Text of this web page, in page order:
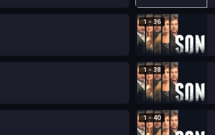
1 - 36
1 - 38
1 - 40